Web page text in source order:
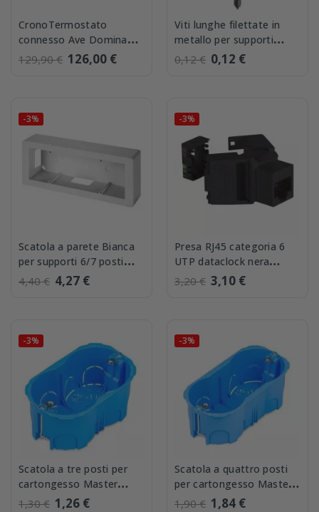
CronoTermostato
connesso Ave Domina
Smart Grigio Tekla
445CRT-W
129,90 € 126,00 €
Viti lunghe filettate in
metallo per supporti
50mm Elettrocanali
ECLVT50AC
0,12 € 0,12 €
-3%
Scatola a parete Bianca
per supporti 6/7 posti
Elettrocanali ECSPA90B
4,40 € 4,27 €
-3%
Presa RJ45 categoria 6
UTP dataclock nera
morsetto inclinato FME
237133
3,20 € 3,10 €
-3%
Scatola a tre posti per
cartongesso Master
00403
1,30 € 1,26 €
-3%
Scatola a quattro posti
per cartongesso Master
00404
1,90 € 1,84 €